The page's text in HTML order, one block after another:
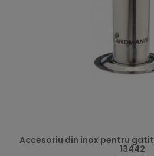
Accesoriu din inox pentru
13442